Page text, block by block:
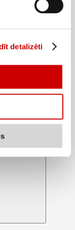
detalizēti